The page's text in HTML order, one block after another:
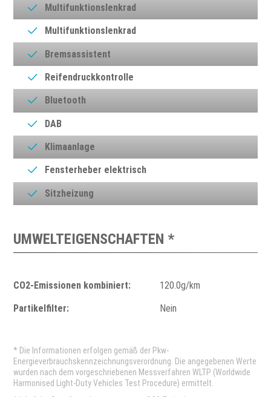
Multifunktionslenkrad
Multifunktionslenkrad
Bremsassistent
Reifendruckkontrolle
Bluetooth
DAB
Klimaanlage
Fensterheber elektrisch
Sitzheizung
UMWELTEIGENSCHAFTEN *
CO2-Emissionen kombiniert: 120.0g/km
Partikelfilter: Nein
* Die Informationen erfolgen gemäß der Pkw-
Energieverbrauchskennzeichnungsverordnung. Die angegebenen Werte
wurden nach dem vorgeschriebenen Messverfahren WLTP (Worldwide
Harmonised Light-Duty Vehicles Test Procedure) ermittelt.